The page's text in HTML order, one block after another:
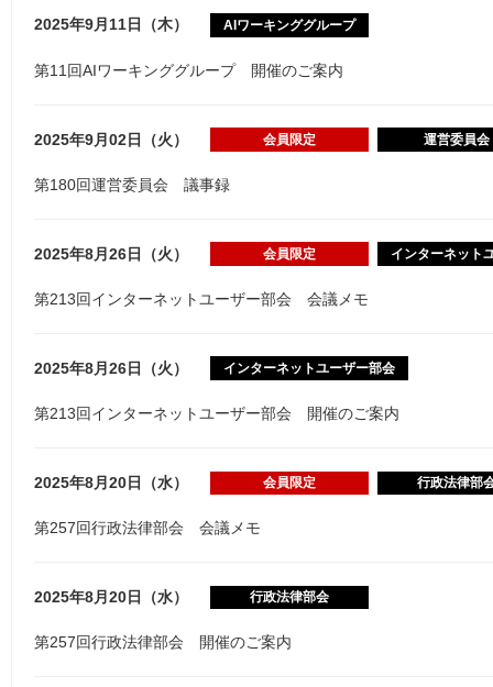
2025年9月11日（木） AIワーキンググループ
第11回AIワーキンググループ 開催のご案内
2025年9月02日（火） 会員限定 運営委員会
第180回運営委員会 議事録
2025年8月26日（火） 会員限定 インターネット
第213回インターネットユーザー部会 会議メモ
2025年8月26日（火） インターネットユーザー部会
第213回インターネットユーザー部会 開催のご案内
2025年8月20日（水） 会員限定 行政法律部
第257回行政法律部会 会議メモ
2025年8月20日（水） 行政法律部会
第257回行政法律部会 開催のご案内